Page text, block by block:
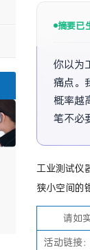
摘要已
你以为
痛点。
概率越
笔不必
工业测试仪
狭小空间的
请如实
活动链接